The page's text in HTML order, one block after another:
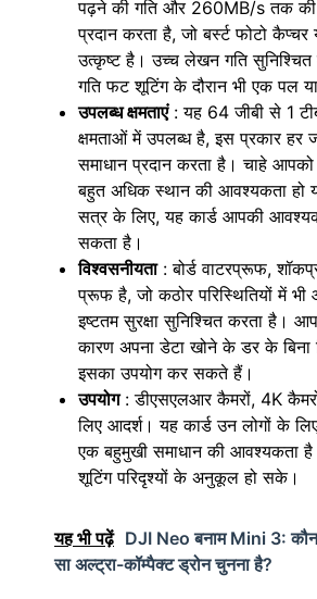
पढ़ने की गति और 260MB/s तक की
प्रदान करता है, जो बर्स्ट फोटो कैप्चर
उत्कृष्ट है। उच्च लेखन गति
गति फट शूटिंग के दौरान भी एक पल
उपलब्ध क्षमताएं: यह 64 जीबी से 1
क्षमताओं में उपलब्ध है, इस प्रकार
समाधान प्रदान करता है। चाहे
बहुत अधिक स्थान की आवश्यकता हो
सत्र के लिए, यह कार्ड आपकी
सकता है।
विश्वसनीयता: बोर्ड वाटरप्रूफ,
प्रूफ है, जो कठोर परिस्थितियों में
इष्टतम सुरक्षा सुनिश्चित करता है।
कारण अपना डेटा खोने के डर के बिना
इसका उपयोग कर सकते हैं।
उपयोग: डीएसएलआर कैमरों, 4K
लिए आदर्श। यह कार्ड उन लोगों के
एक बहुमुखी समाधान की आवश्यकता है
शूटिंग परिदृश्यों के अनुकूल हो सके।
यह भी पढ़ें DJI Neo बनाम Mini 3: कौन
सा अल्ट्रा-कॉम्पैक्ट ड्रोन चुनना है?